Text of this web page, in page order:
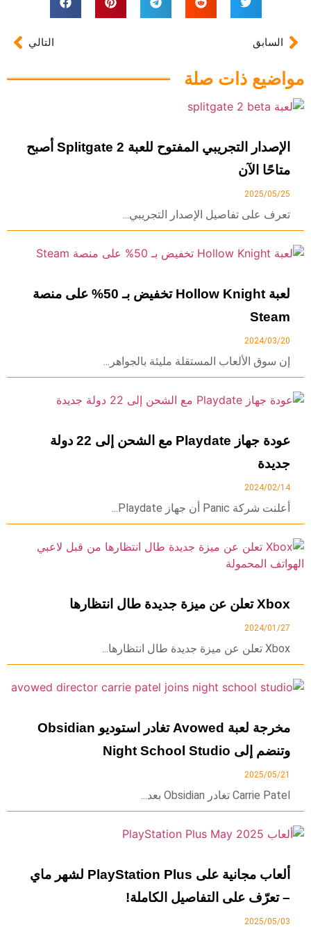
السابق التالي
مواضيع ذات صلة
الإصدار التجريبي المفتوح للعبة Splitgate 2 أصبح
متاحًا الآن
2025/05/25
تعرف على تفاصيل الإصدار التجريبي...
لعبة Hollow Knight تخفيض بـ 50% على منصة
Steam
2024/03/20
إن سوق الألعاب المستقلة مليئة بالجواهر...
عودة جهاز Playdate مع الشحن إلى 22 دولة
جديدة
2024/02/14
أعلنت شركة Panic أن جهاز Playdate...
Xbox تعلن عن ميزة جديدة طال انتظارها
2024/01/27
Xbox تعلن عن ميزة جديدة طال انتظارها...
مخرجة لعبة Avowed تغادر استوديو Obsidian
وتنضم إلى Night School Studio
2025/05/21
Carrie Patel تغادر Obsidian بعد...
ألعاب مجانية على PlayStation Plus لشهر ماي
– تعرّف على التفاصيل الكاملة!
2025/05/03